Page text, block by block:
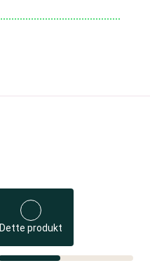
Dette produkt